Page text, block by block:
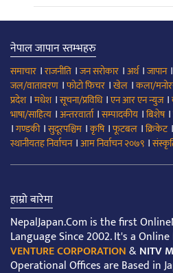
नेपाल जापान स्तम्भहरु
समाचार ।राजनीति ।जन सरोकार ।अर्थ।जापान
जल/वातावरण ।फोटो फिचर ।खेल ।कला/
प्रदेश।मधेश।सूचना/प्रविधि।एन आर एन न्युज।
भाषा/साहित्य ।अन्तरवार्ता।सम्पादकीय ।बिशेष।
।गण्डकी।सुदूरपश्चिम ।कृषि।फूटबल ।क्रिकेट
स्थानीयतह निर्वाचन।आम निर्वाचन २०७९ ।
हाम्रो बारेमा
NepalJapan.Com is the first
Language Since 2002. It's a
VENTURE CORPORATION&NITV
Operational Offices are Based in